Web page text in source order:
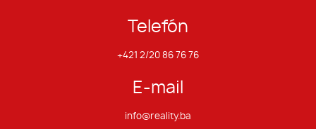
Telefón
+421 2/20 86 76 76
E-mail
info@reality.ba